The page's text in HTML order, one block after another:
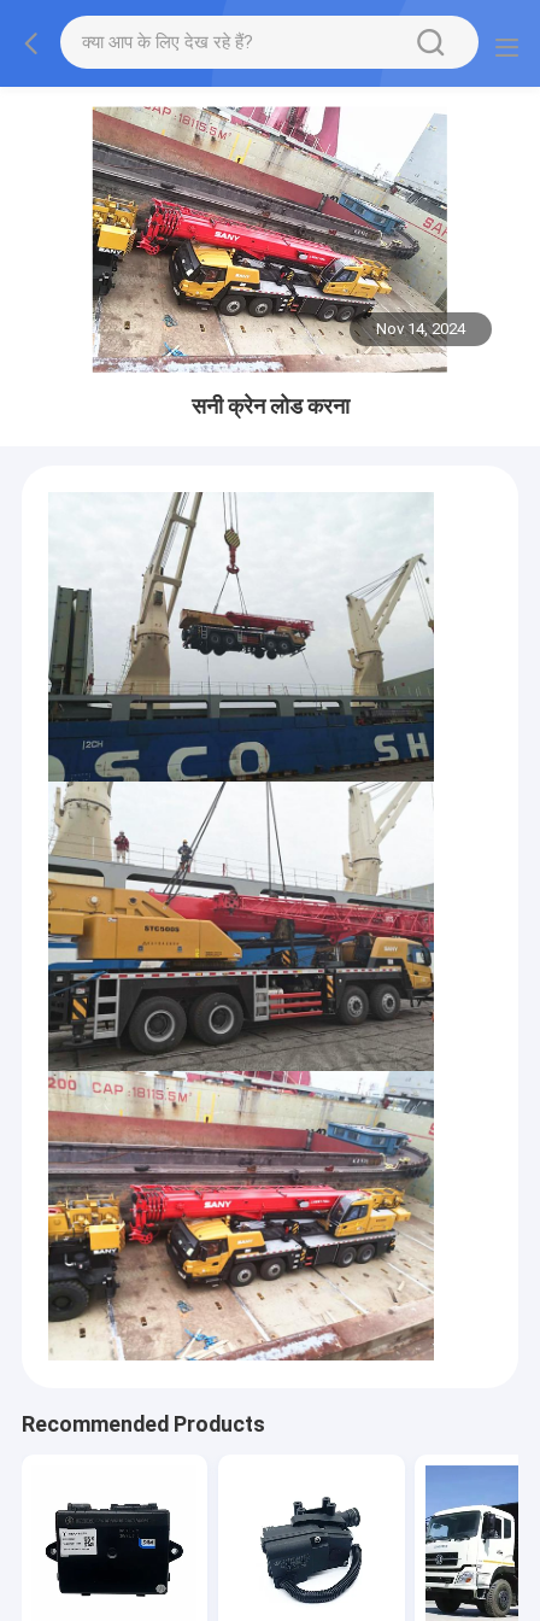
Nov 14, 2024
सनी क्रेन लोड करना
Recommended Products